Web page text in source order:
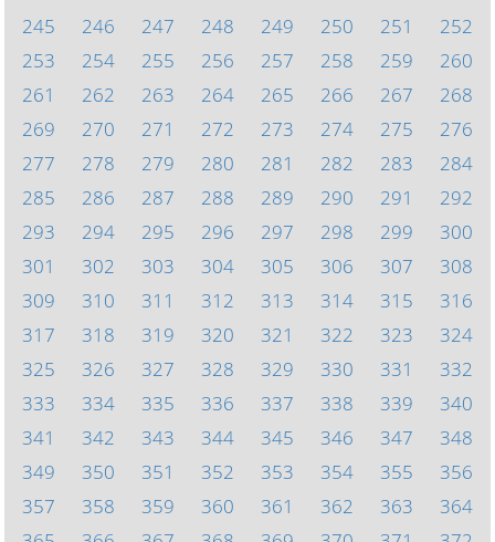
245
246 247 248 249 250 251
252
253
254 255 256 257 258 259
260
261
262 263 264 265 266 267
268
269
270 271 272 273 274 275
276
277
278 279 280 281 282 283
284
285
286 287 288 289 290 291
292
293
294 295 296 297 298 299
300
301
302 303 304 305 306 307
308
309
310 311 312 313 314 315
316
317
318 319 320 321 322 323
324
325
326 327 328 329 330 331
332
333
334 335 336 337 338 339
340
341
342 343 344 345 346 347
348
349
350 351 352 353 354 355
356
357
358 359 360 361 362 363
364